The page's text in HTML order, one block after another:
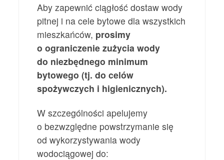
Aby zapewnić ciągłość dostaw wody
pitnej i na cele bytowe dla wszystkich
mieszkańców, prosimy
o ograniczenie zużycia wody
do niezbędnego minimum
bytowego (tj. do celów
spożywczych i higienicznych).
W szczególności apelujemy
o bezwzględne powstrzymanie się
od wykorzystywania wody
wodociągowej do: